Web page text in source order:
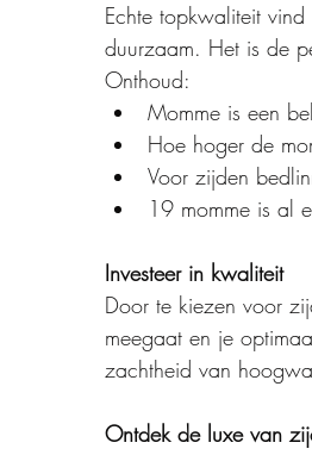
Echte topkwaliteit
duurzaam. Het is de
Onthoud:
Momme is een
Hoe hoger de
Voor zijden
19 momme is al
Investeer in kwaliteit
Door te kiezen voor
meegaat en je
zachtheid van
Ontdek de luxe van